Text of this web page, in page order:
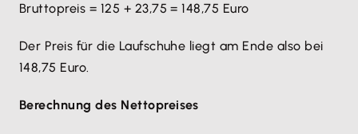
Bruttopreis = 125 + 23,75 = 148,75 Euro
Der Preis für die Laufschuhe liegt am Ende also bei
148,75 Euro.
Berechnung des Nettopreises